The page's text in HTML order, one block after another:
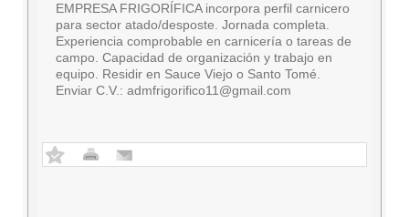
EMPRESA FRIGORÍFICA incorpora perfil carnicero
para sector atado/desposte. Jornada completa.
Experiencia comprobable en carnicería o tareas de
campo. Capacidad de organización y trabajo en
equipo. Residir en Sauce Viejo o Santo Tomé.
Enviar C.V.: admfrigorifico11@gmail.com